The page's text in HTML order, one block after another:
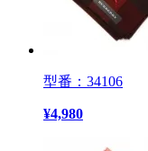
型番：34106
¥4,980